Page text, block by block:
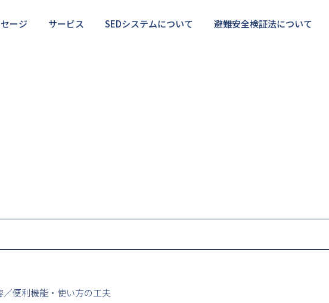
ージ サービス SEDシステムについて 避難安全検証法について
便利機能・使い方の工夫